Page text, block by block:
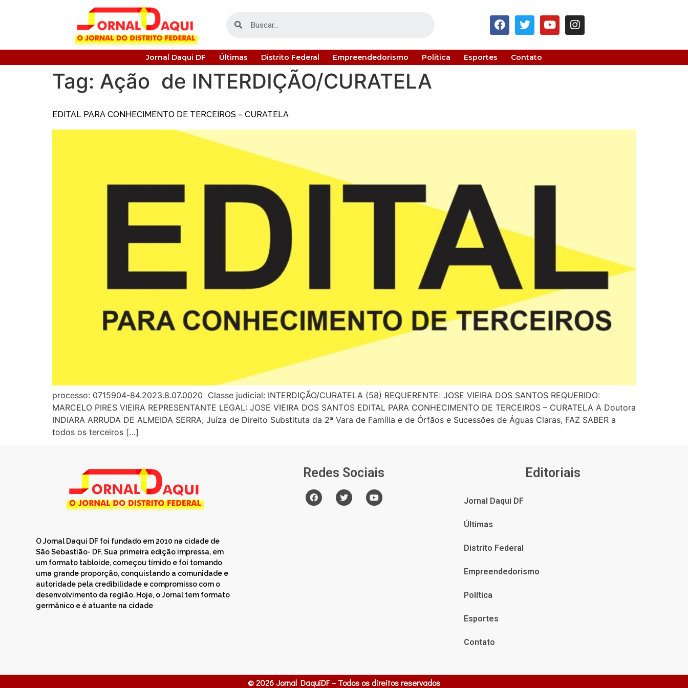
Jornal Daqui DF Últimas Distrito Federal Empreendedorismo Política Esportes Contato
Tag: Ação de INTERDIÇÃO/CURATELA
EDITAL PARA CONHECIMENTO DE TERCEIROS – CURATELA
processo: 0715904-84.2023.8.07.0020 Classe judicial: INTERDIÇÃO/CURATELA (58) REQUERENTE: JOSE VIEIRA DOS SANTOS REQUERIDO:
MARCELO PIRES VIEIRA REPRESENTANTE LEGAL: JOSE VIEIRA DOS SANTOS EDITAL PARA CONHECIMENTO DE TERCEIROS – CURATELA A Doutora
INDIARA ARRUDA DE ALMEIDA SERRA, Juíza de Direito Substituta da 2ª Vara de Família e de Órfãos e Sucessões de Águas Claras, FAZ SABER a
todos os terceiros […]
O Jornal Daqui DF foi fundado em 2010 na cidade de
São Sebastião- DF. Sua primeira edição impressa, em
um formato tabloide, começou tímido e foi tomando
uma grande proporção, conquistando a comunidade e
autoridade pela credibilidade e compromisso com o
desenvolvimento da região. Hoje, o Jornal tem formato
germânico e é atuante na cidade
Redes Sociais Editoriais
Jornal Daqui DF
Últimas
Distrito Federal
Empreendedorismo
Política
Esportes
Contato
© 2026 Jornal DaquiDF – Todos os direitos reservados